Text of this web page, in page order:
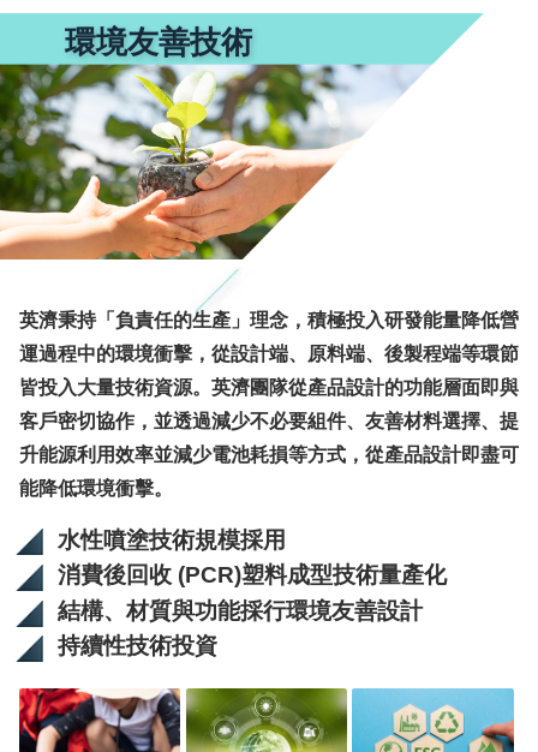
環境友善技術
英濟秉持「負責任的生產」理念，積極投入研發能量降低營
運過程中的環境衝擊，從設計端、原料端、後製程端等環節
皆投入大量技術資源。英濟團隊從產品設計的功能層面即與
客戶密切協作，並透過減少不必要組件、友善材料選擇、提
升能源利用效率並減少電池耗損等方式，從產品設計即盡可
能降低環境衝擊。
水性噴塗技術規模採用
消費後回收 (PCR)塑料成型技術量產化
結構、材質與功能採行環境友善設計
持續性技術投資